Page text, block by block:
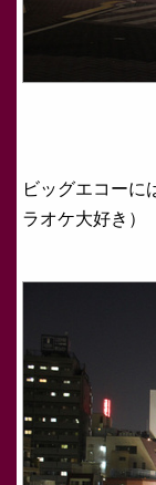
ビッグエコーに
ラオケ大好き）